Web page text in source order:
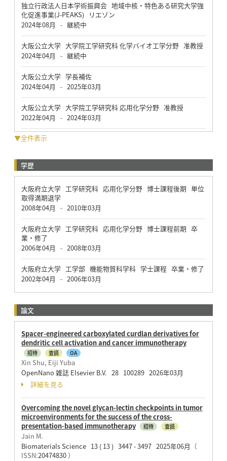
独立行政法人日本学術振興会 地域中核・特色ある研究大学強
化促進事業(J-PEAKS) リエゾン
2024年08月
- 継続中
大阪公立大学 大学院工学研究科 化学バイオ工学分野 准教授
2024年04月
- 継続中
大阪公立大学 学長補佐
2024年04月
- 2025年03月
大阪公立大学 大学院工学研究科 応用化学分野 准教授
2022年04月
- 2024年03月
▼全件表示
学歴
大阪府立大学 工学研究科 応用化学分野 博士課程後期 単位
取得満期退学
2008年04月
- 2010年03月
大阪府立大学 工学研究科 応用化学分野 博士課程前期 卒
業・修了
2006年04月
- 2008年03月
大阪府立大学 工学部 機能物質科学科 学士課程 卒業・修了
2002年04月
- 2006年03月
論文
Spacer-engineered carboxylated curdlan derivatives for
dendritic cell activation and cancer immunotherapy
招待 査読 OA
Xin Shu, Eiji Yuba
OpenNano 雑誌 Elsevier B.V. 28 100289 2026年03月
詳細を見る
Overcoming the novel glycan-lectin checkpoints in tumor
microenvironments for the success of the cross-
presentation-based immunotherapy
招待 査読
Jain M.
Biomaterials Science 13 ( 13 ) 3447 - 3497 2025年06月 （
ISSN:20474830）